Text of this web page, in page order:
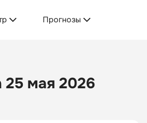
Прогнозы
мая 2026